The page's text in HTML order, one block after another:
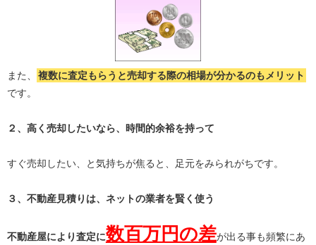
また、 複数に査定もらうと売却する際の相場が分かるのもメリット
です。
２、高く売却したいなら、時間的余裕を持って
すぐ売却したい、と気持ちが焦ると、足元をみられがちです。
３、不動産見積りは、ネットの業者を賢く使う
不動産屋により査定に数百万円の差が出る事も頻繁にあ